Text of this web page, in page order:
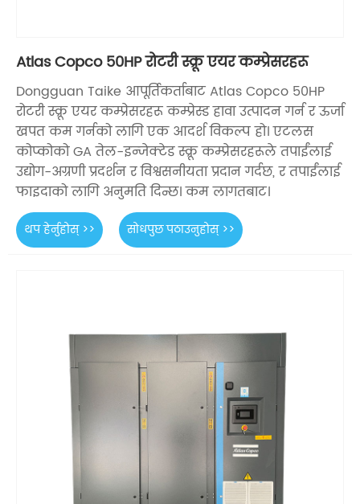
Atlas Copco 50HP रोटरी स्क्रू एयर कम्प्रेसरहरू
Dongguan Taike आपूर्तिकर्ताबाट Atlas Copco 50HP
रोटरी स्क्रू एयर कम्प्रेसरहरू कम्प्रेस्ड हावा उत्पादन गर्न र ऊर्जा
खपत कम गर्नको लागि एक आदर्श विकल्प हो। एटलस
कोप्कोको GA तेल-इन्जेक्टेड स्क्रू कम्प्रेसरहरूले तपाईंलाई
उद्योग-अग्रणी प्रदर्शन र विश्वसनीयता प्रदान गर्दछ, र तपाईंलाई
फाइदाको लागि अनुमति दिन्छ। कम लागतबाट।
थप हेर्नुहोस् >> सोधपुछ पठाउनुहोस् >>